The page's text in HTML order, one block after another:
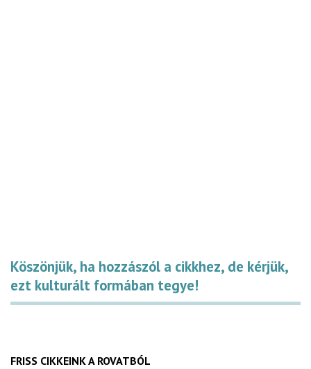
Köszönjük, ha hozzászól a cikkhez, de kérjük,
ezt kulturált formában tegye!
FRISS CIKKEINK A ROVATBÓL